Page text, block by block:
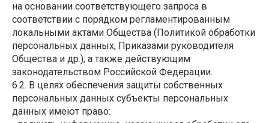
на основании соответствующего запроса в
соответствии с порядком регламентированным
локальными актами Общества (Политикой обработки
персональных данных, Приказами руководителя
Общества и др.), а также действующим
законодательством Российской Федерации.
6.2. В целях обеспечения защиты собственных
персональных данных субъекты персональных
данных имеют право: